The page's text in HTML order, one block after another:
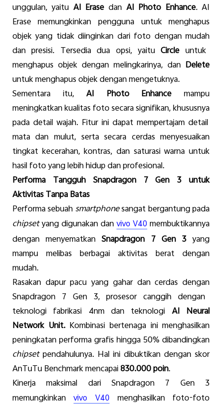
unggulan,yaitu AI Erase dan AI Photo Enhance. AI
Erasememungkinkan pengguna untuk menghapus
objekyang tidak diinginkan dari foto dengan mudah
danpresisi. Tersediadua opsi, yaitu Circle untuk
menghapus objek dengan melingkarinya, dan Delete
untukmenghapusobjekdenganmengetuknya.
Sementara
itu,AI Photo Enhance
mampu
meningkatkankualitas fotosecarasignifikan,khususnya
pada detail wajah. Fiturini dapat mempertajam detail
matadan mulut,serta secara cerdas menyesuaikan
tingkat kecerahan,kontras, dan saturasi warna untuk
hasilfotoyanglebihhidupdanprofesional.
Performa Tangguh Snapdragon 7 Gen 3untuk
AktivitasTanpaBatas
Performasebuahsmartphonesangatbergantungpada
chipsetyangdigunakandanvivo V40 membuktikannya
dengan menyematkan Snapdragon 7 Gen 3yang
mampu melibas berbagai aktivitas berat dengan
mudah.
Rasakan dapurpacu yang gahardancerdas dengan
Snapdragon 7 Gen 3,prosesor canggih dengan
teknologi fabrikasi 4nm dan teknologi AI Neural
Network Unit. Kombinasi bertenaga ini menghasilkan
peningkatanperformagrafis hingga 50% dibandingkan
chipsetpendahulunya. Halini dibuktikan dengan skor
AnTuTu Benchmarkmencapai830.000poin.
Kinerjamaksimal dariSnapdragon 7 Gen 3
memungkinkan vivo V40 menghasilkan foto-foto